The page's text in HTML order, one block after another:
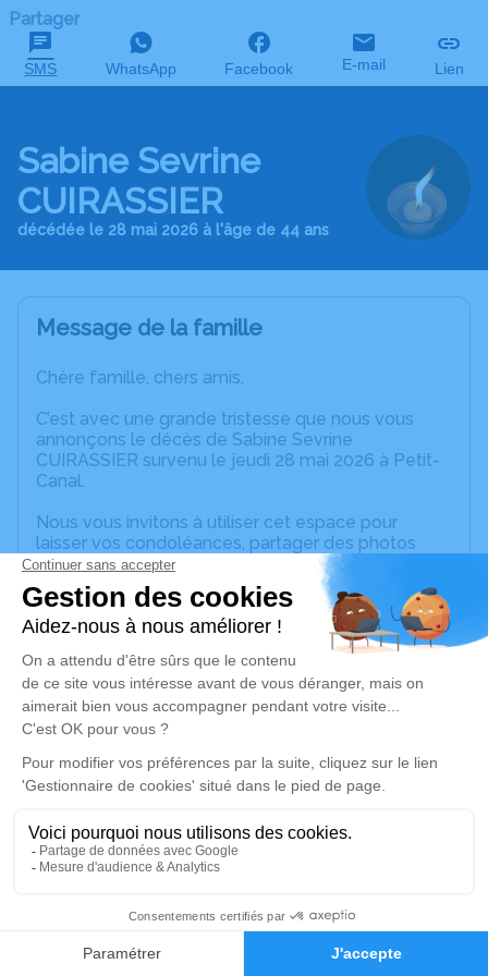
Faire-part Hommages
Partager
SMS WhatsApp Facebook E-mail Lien
Sabine Sevrine
CUIRASSIER
décédée le 28 mai 2026 à l'âge de 44 ans
Message de la famille
Chère famille, chers amis,
C’est avec une grande tristesse que nous vous
annonçons le décès de Sabine Sevrine
CUIRASSIER survenu le jeudi 28 mai 2026 à Petit-
Canal.
Nous vous invitons à utiliser cet espace pour
laisser vos condoléances, partager des photos
souvenirs, une anecdote ou exprimer vos pensées
à travers des poèmes ou des textes. Cet endroit
est un lieu d'expression dédié à honorer la
mémoire de Sabine Sevrine CUIRASSIER.
Un service de plantation d’arbre hommage est
disponible ici.
mardi 02 juin 2026 à 10h30
Église Catholique de Sainte-Anne
97180 Sainte-Anne